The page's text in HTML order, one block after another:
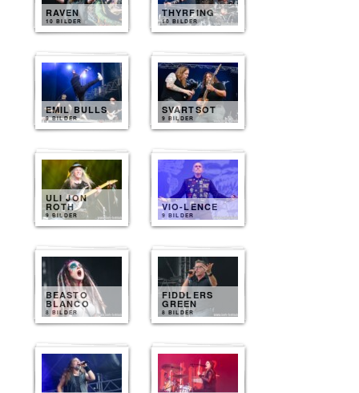
RAVEN
10 BILDER
THYRFING
10 BILDER
EMIL BULLS
9 BILDER
SVARTSOT
9 BILDER
ULI JON
ROTH
9 BILDER
VIO-LENCE
9 BILDER
BEASTO
BLANCO
8 BILDER
FIDDLERS
GREEN
8 BILDER